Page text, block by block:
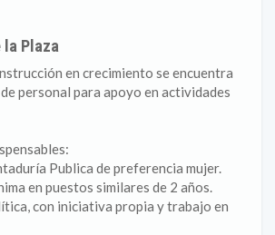
la Plaza
en crecimiento se encuentra
personal para apoyo en actividades
Publica de preferencia mujer.
en puestos similares de 2 años.
con iniciativa propia y trabajo en